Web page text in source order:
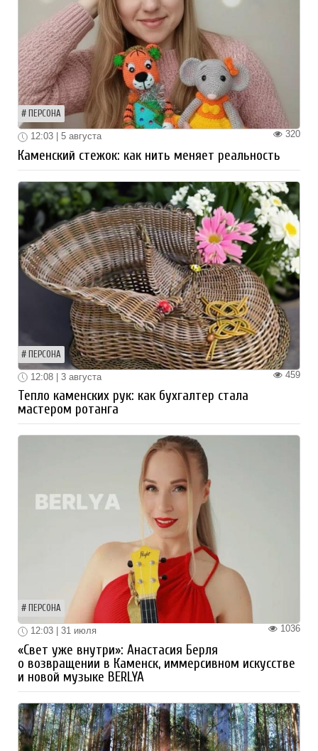
ПЕРСОНА
320
12:03 | 5 августа
Каменский стежок: как нить меняет реальность
ПЕРСОНА
459
12:08 | 3 августа
Тепло каменских рук: как бухгалтер стала
мастером ротанга
ПЕРСОНА
1036
12:03 | 31 июля
«Свет уже внутри»: Анастасия Берля
о возвращении в Каменск, иммерсивном искусстве
и новой музыке BERLYA